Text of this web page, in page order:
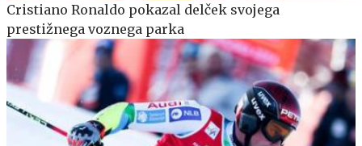
Cristiano Ronaldo pokazal delček svojega
prestižnega voznega parka